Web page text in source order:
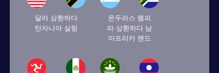
달러 상환하다
탄자니아 실링
온두라스 렘피
라 상환하다 남
아프리카 랜드